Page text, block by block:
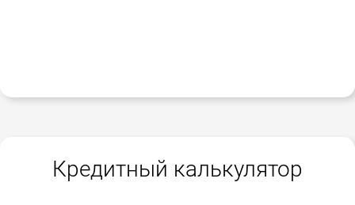
Кредитный калькулятор